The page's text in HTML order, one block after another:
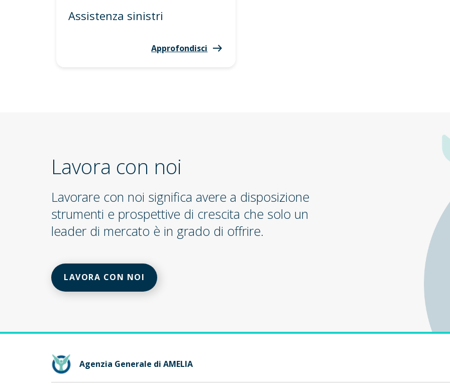
Assistenza sinistri
Approfondisci
Lavora con noi
Lavorare con noi significa avere a disposizione
strumenti e prospettive di crescita che solo un
leader di mercato è in grado di offrire.
LAVORA CON NOI
Agenzia Generale di AMELIA